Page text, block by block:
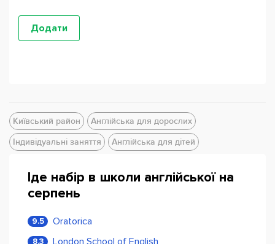
Київський район
Англійська для дорослих
Індивідуальні заняття
Англійська для дітей
Іде набір в школи англійської на
серпень
9.5 Oratorica
8.3 London School of English